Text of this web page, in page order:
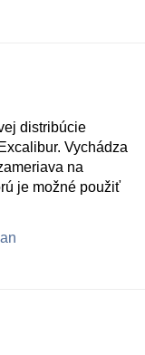
distribúcie
Vychádza
na
je možné použiť